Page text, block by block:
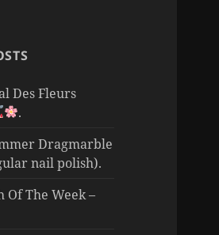
Des Fleurs
.
Dragmarble
nail polish).
Of The Week –